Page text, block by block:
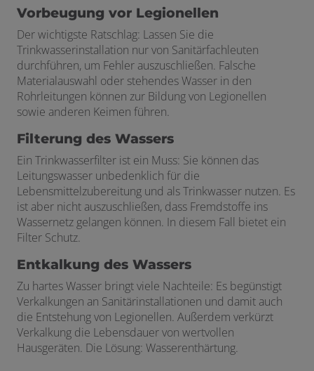
Vorbeugung vor Legionellen
Der wichtigste Ratschlag: Lassen Sie die
Trinkwasserinstallation nur von Sanitärfachleuten
durchführen, um Fehler auszuschließen. Falsche
Materialauswahl oder stehendes Wasser in den
Rohrleitungen können zur Bildung von Legionellen
sowie anderen Keimen führen.
Filterung des Wassers
Ein Trinkwasserfilter ist ein Muss: Sie können das
Leitungswasser unbedenklich für die
Lebensmittelzubereitung und als Trinkwasser nutzen. Es
ist aber nicht auszuschließen, dass Fremdstoffe ins
Wassernetz gelangen können. In diesem Fall bietet ein
Filter Schutz.
Entkalkung des Wassers
Zu hartes Wasser bringt viele Nachteile: Es begünstigt
Verkalkungen an Sanitärinstallationen und damit auch
die Entstehung von Legionellen. Außerdem verkürzt
Verkalkung die Lebensdauer von wertvollen
Hausgeräten. Die Lösung: Wasserenthärtung.